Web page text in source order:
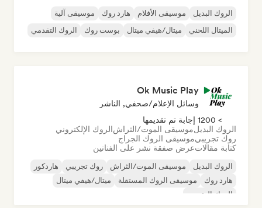
الروك البديل موسيقى الأفلام هارد روك
موسيقى آلية
الميتال اللحني
ميتال/هيفي ميتال بوست روك الروك التقدمي
Ok Music Play
وسائل الإعلام/صحفي, الناشر
> 1200 إجابة تم تقديمها
الروك البديلموسيقى الموت/الثراشالروك الإلكتروني
روك تجريبيموسيقى الروك الجراج
كتابة مقالاتعرض صفقة نشر على الفنانين
الروك البديل موسيقى الموت/الثراش روك تجريبي
هاردكور
هارد روك
موسيقى الروك المستقلة
ميتال/هيفي ميتال
الروك التقدمي